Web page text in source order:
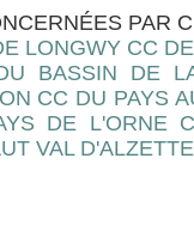
PAR
LONGWY CC
BASSIN DE
CC DU PAYS
DE L'ORNE
VAL D'ALZETTE